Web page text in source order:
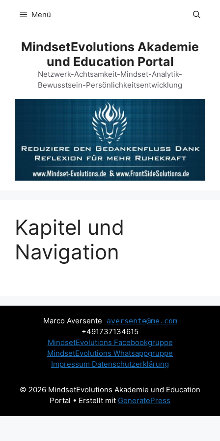
Inhalt
Menü
MindsetEvolutions Akademie
und Education Portal
Netzwerk-Achtsamkeit-Mindset-Analytik-
Bewusstsein-Persönlichkeitsentwicklung
Kapitel und
Navigation
Marco Aversente aversente@me.com
+491737134615
MindsetEvolutions Facebookgruppe
MindsetEvolutions Whatsappgruppe
Impressum Datenschutzerklärung
© 2026 MindsetEvolutions Akademie und Education
Portal • Erstellt mit GeneratePress